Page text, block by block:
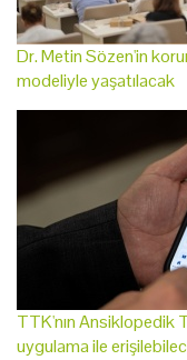
Dr. Metin Sözen'in
modeliyle yaşatılacak
TTK'nın Ansiklopedik
uygulama ile